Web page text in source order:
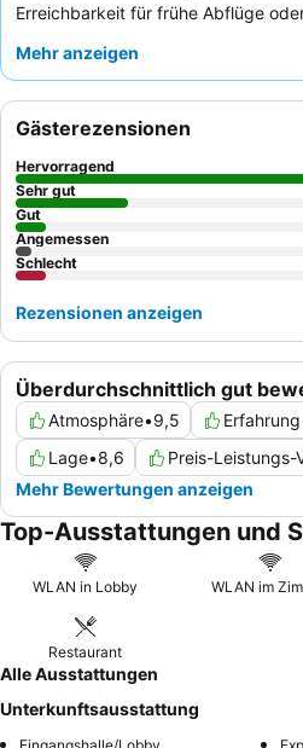
Erreichbarkeit für frühe Abflüge
ausgestattet, was den Komfort für
und das reichhaltige, vielfältige
glutenfreie Optionen umfasst. Für
sollten Gäste ein Zimmer wählen,
ausgerichtet ist.
Mehr anzeigen
Überdurchschnittlich gut
Atmosphäre•9,5 Erfahrung
Lage•8,6 Preis-Leistungs-
Mehr Bewertungen anzeigen
Gästerezensionen
Hervorragend
Sehr gut
Gut
Angemessen
Schlecht
Rezensionen anzeigen
Top-Ausstattungen und
WLAN in Lobby WLAN im
Restaurant
Alle Ausstattungen
Unterkunftsausstattung